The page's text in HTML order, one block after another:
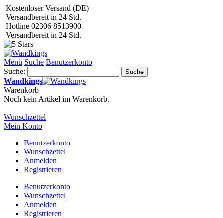
Kostenloser Versand (DE)
Versandbereit in 24 Std.
Hotline 02306 8513900
Versandbereit in 24 Std.
Menü Suche Benutzerkonto
Suche:
Suche
Wandkings
Warenkorb
Noch kein Artikel im Warenkorb.
Wunschzettel
Mein Konto
Benutzerkonto
Wunschzettel
Anmelden
Registrieren
Benutzerkonto
Wunschzettel
Anmelden
Registrieren